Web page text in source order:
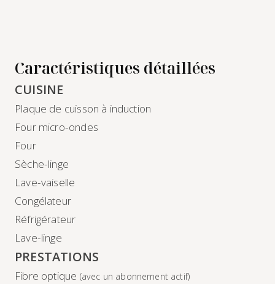
Caractéristiques détaillées
CUISINE
Plaque de cuisson à induction
Four micro-ondes
Four
Sèche-linge
Lave-vaiselle
Congélateur
Réfrigérateur
Lave-linge
PRESTATIONS
Fibre optique (avec un abonnement actif)